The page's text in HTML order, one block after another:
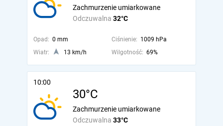
Odczuwalna 32°C
Zachmurzenie umiarkowane
Opad: 0 mm Ciśnienie: 1009 hPa
Wiatr:
13 km/h Wilgotność: 69%
10:00
30°C
Odczuwalna 33°C
Zachmurzenie umiarkowane